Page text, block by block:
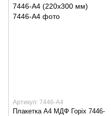
Артикул: 7446-А4
Плакетка А4 МДФ Горіх 7446-